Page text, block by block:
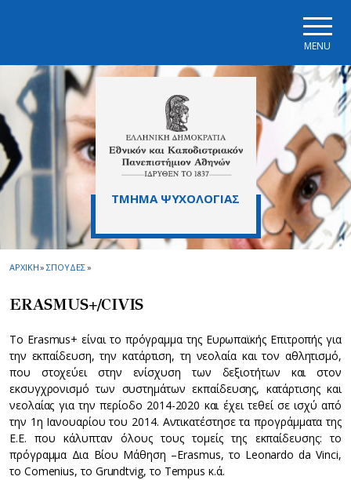
MENU
ΤΜΗΜΑ ΨΥΧΟΛΟΓΙΑΣ
ΑΡΧΙΚΗ» ΣΠΟΥΔΕΣ»
ERASMUS+/CIVIS
Το Erasmus+ είναι το πρόγραμμα της Ευρωπαϊκής Επιτροπής για
την εκπαίδευση, την κατάρτιση, τη νεολαία και τον αθλητισμό,
που στοχεύει στην ενίσχυση των δεξιοτήτων και στον
εκσυγχρονισμό των συστημάτων εκπαίδευσης, κατάρτισης και
νεολαίας για την περίοδο 2014-2020 και έχει τεθεί σε ισχύ από
την 1η Ιανουαρίου του 2014. Αντικατέστησε τα προγράμματα της
Ε.Ε. που κάλυπταν όλους τους τομείς της εκπαίδευσης: το
πρόγραμμα Δια Βίου Μάθηση –Erasmus, το Leonardo da Vinci,
το Comenius, το Grundtvig, το Tempus κ.ά.